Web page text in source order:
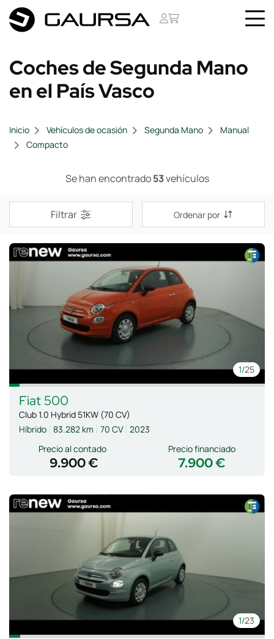
Coches de Segunda Mano
en el País Vasco
Inicio Vehículos de ocasión Segunda Mano
Manual
Compacto
Se han encontrado53vehículos
Filtrar Ordenar por
1/25
Fiat 500
Club 1.0 Hybrid 51KW (70 CV)
Híbrido 83.282 km 70 CV 2023
Precio al contado
9.900 € 7.900 €
Precio financiado
1/23